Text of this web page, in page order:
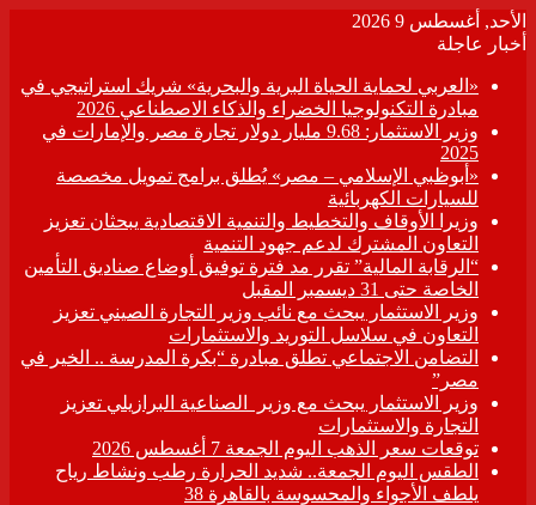
الأحد, أغسطس 9 2026
أخبار عاجلة
«العربي لحماية الحياة البرية والبحرية» شريك استراتيجي في
مبادرة التكنولوجيا الخضراء والذكاء الاصطناعي 2026
وزير الاستثمار: 9.68 مليار دولار تجارة مصر والإمارات في
2025
«أبوظبي الإسلامي – مصر» يُطلق برامج تمويل مخصصة
للسيارات الكهربائية
وزيرا الأوقاف والتخطيط والتنمية الاقتصادية يبحثان تعزيز
التعاون المشترك لدعم جهود التنمية
“الرقابة المالية” تقرر مد فترة توفيق أوضاع صناديق التأمين
الخاصة حتى 31 ديسمبر المقبل
وزير الاستثمار يبحث مع نائب وزير التجارة الصيني تعزيز
التعاون في سلاسل التوريد والاستثمارات
التضامن الاجتماعي تطلق مبادرة “بكرة المدرسة .. الخير في
مصر”
وزير الاستثمار يبحث مع وزير الصناعية البرازيلي تعزيز
التجارة والاستثمارات
توقعات سعر الذهب اليوم الجمعة 7 أغسطس 2026
الطقس اليوم الجمعة.. شديد الحرارة رطب ونشاط رياح
يلطف الأجواء والمحسوسة بالقاهرة 38